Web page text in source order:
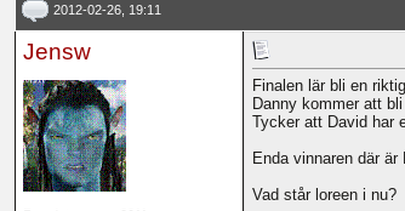
2012-02-26, 19:11
Jensw
Finalen lär bli en
Danny kommer att
Tycker att David har
Enda vinnaren där
Vad står loreen i nu?